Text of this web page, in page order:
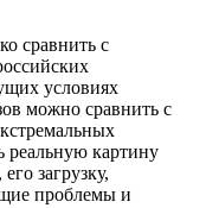
сравнить с
условиях
можно сравнить с
реальную картину
загрузку,
проблемы и